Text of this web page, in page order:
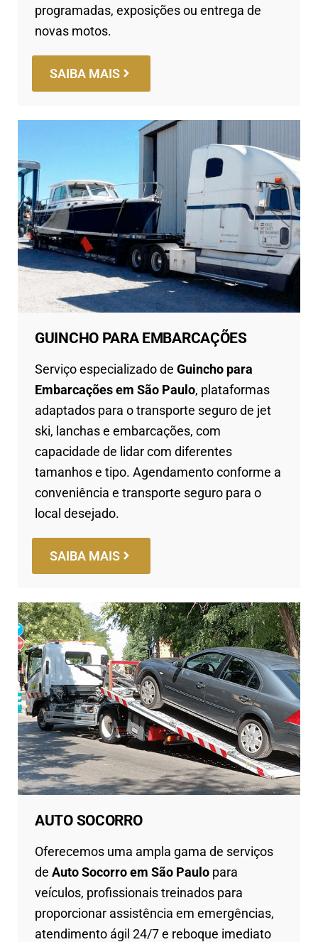
programadas, exposições ou entrega de
novas motos.
SAIBA MAIS
GUINCHO PARA EMBARCAÇÕES
Serviço especializado de Guincho para
Embarcações em São Paulo, plataformas
adaptados para o transporte seguro de jet
ski, lanchas e embarcações, com
capacidade de lidar com diferentes
tamanhos e tipo. Agendamento conforme a
conveniência e transporte seguro para o
local desejado.
SAIBA MAIS
AUTO SOCORRO
Oferecemos uma ampla gama de serviços
de Auto Socorro em São Paulo para
veículos, profissionais treinados para
proporcionar assistência em emergências,
atendimento ágil 24/7 e reboque imediato